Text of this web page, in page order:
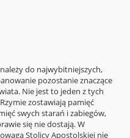
do najwybitniejszych,
pozostanie znaczące
Nie jest to jeden z tych
zostawiają pamięć
swych starań i zabiegów,
się nie dostają. W
Stolicy Apostolskiej nie